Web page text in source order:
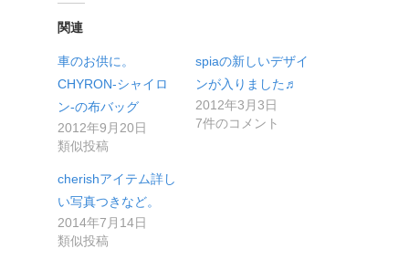
関連
車のお供に。
CHYRON-シャイロ
ン-の布バッグ
2012年9月20日
類似投稿
spiaの新しいデザイ
ンが入りました♬
2012年3月3日
7件のコメント
cherishアイテム詳し
い写真つきなど。
2014年7月14日
類似投稿